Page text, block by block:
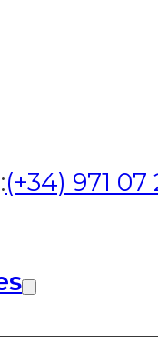
(+34) 971 07